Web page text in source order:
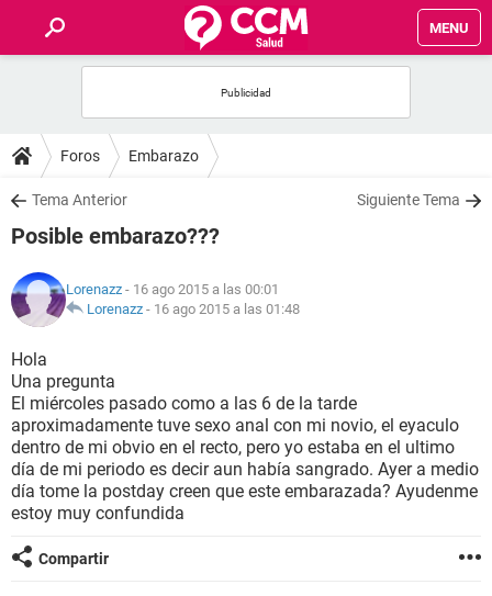
MENU
FOROS
SALUD
NUTRICIÓN
BIENESTAR
SEXUALIDAD
GLOSARIO
Foros Embarazo
Tema Anterior Siguiente Tema
Posible embarazo???
Lorenazz - 16 ago 2015 a las 00:01
Lorenazz - 16 ago 2015 a las 01:48
Hola
Una pregunta
El miércoles pasado como a las 6 de la tarde
aproximadamente tuve sexo anal con mi novio, el eyaculo
dentro de mi obvio en el recto, pero yo estaba en el ultimo
día de mi periodo es decir aun había sangrado. Ayer a medio
día tome la postday creen que este embarazada? Ayudenme
estoy muy confundida
Compartir